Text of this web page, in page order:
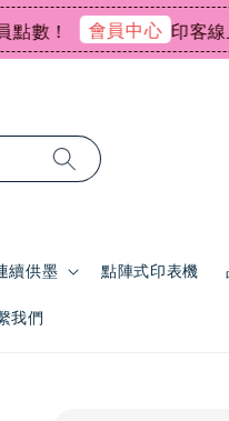
！ 會員中心 印客線上
續供墨 點陣式印表機
我們